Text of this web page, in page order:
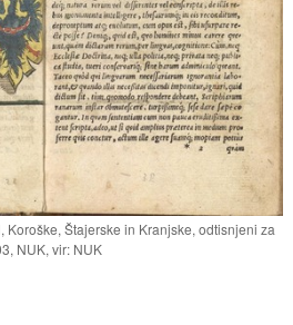
Štajerske in Kranjske, odtisnjeni za
NUK, vir: NUK